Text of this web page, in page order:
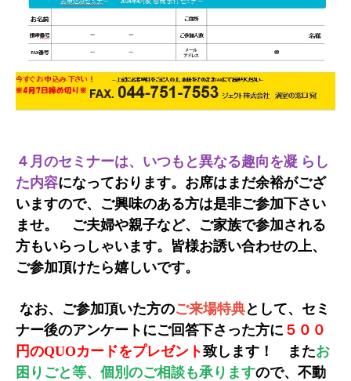
４月のセミナーは、いつもと異なる趣向を凝 らし
た内容になっております。お席はまだ余裕がござ
いますので、ご興味のある方は是非ご参加下さい
ませ。 ご夫婦や親子など、ご家族で参加される
方もいらっしゃいます。皆様お誘い合わせの上、
ご参加頂けたら嬉しいです。
なお、ご参加頂いた方のご来場特典として、セミ
ナー後のアンケートにご回答下さった方に ５００
円のQUOカードをプレゼント致します！ またお
困りごと等、個別のご相談も承りますので、不動